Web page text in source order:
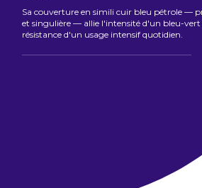
Sa couverture en simili cuir bleu pétrole —
et singulière — allie l'intensité d'un bleu-vert
résistance d'un usage intensif quotidien.